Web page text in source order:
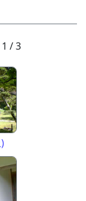
1 / 3